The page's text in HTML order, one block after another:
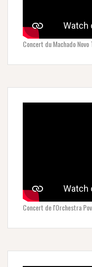
Concert du Machado
Concert de l'Orchestra